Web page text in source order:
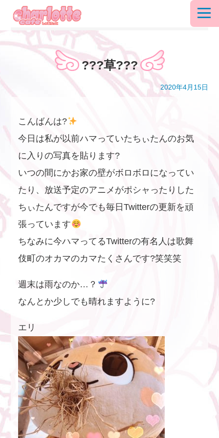
???草???
2020年4月15日
こんばんは?
今日は私が以前ハマっていたちぃたんのお気
に入りの写真を貼ります?
いつの間にかお家の壁がボロボロになってい
たり、放送予定のアニメがポシャったりした
ちぃたんですが今でも毎日Twitterの更新を頑
張っています
ちなみに今ハマってるTwitterの有名人は歌舞
伎町のオカマのカマたくさんです?笑笑笑
週末は雨なのか…？
なんとか少しでも晴れますように?
エリ